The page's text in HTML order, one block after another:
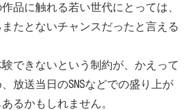
品に触れる若い世代にとっては、
たとないチャンスだったと言える
できないという制約が、かえって
放送当日のSNSなどでの盛り上が
るかもしれません。